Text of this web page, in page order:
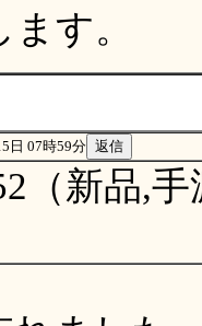
す。
日 07時59分
（新品,手